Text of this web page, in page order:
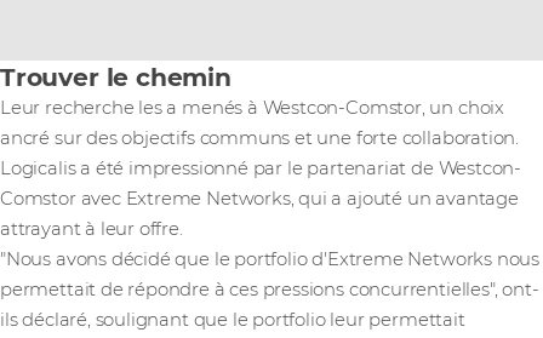
Trouver le chemin
Leur recherche les a menés à Westcon-Comstor, un choix
ancré sur des objectifs communs et une forte collaboration.
Logicalis a été impressionné par le partenariat de Westcon-
Comstor avec Extreme Networks, qui a ajouté un avantage
attrayant à leur offre.
"Nous avons décidé que le portfolio d'Extreme Networks nous
permettait de répondre à ces pressions concurrentielles", ont-
ils déclaré, soulignant que le portfolio leur permettait